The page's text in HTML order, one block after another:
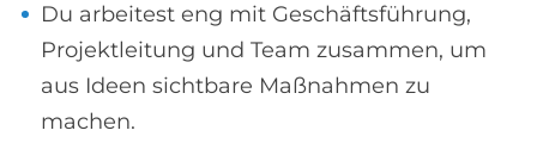
Du arbeitest eng mit Geschäftsführung,
Projektleitung und Team zusammen, um
aus Ideen sichtbare Maßnahmen zu
machen.